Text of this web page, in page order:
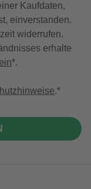
Kaufdaten,
einverstanden.
widerrufen.
erhalte
*.
.